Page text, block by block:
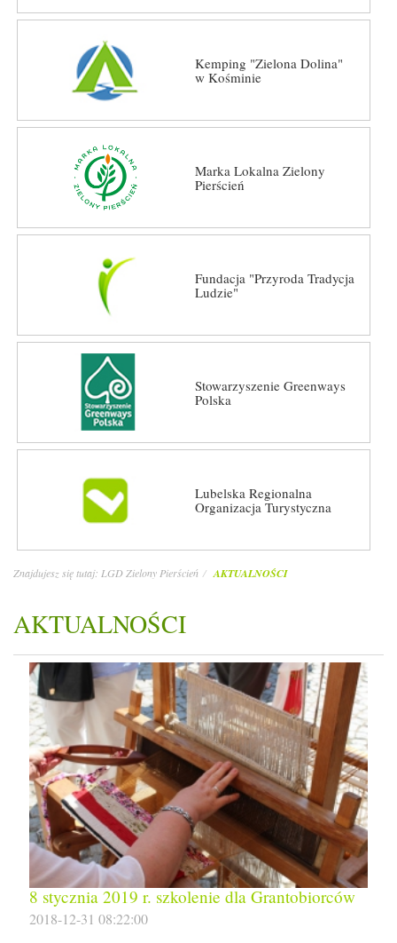
Kemping "Zielona Dolina"
w Kośminie
Marka Lokalna Zielony
Pierścień
Fundacja "Przyroda Tradycja
Ludzie"
Stowarzyszenie Greenways
Polska
Lubelska Regionalna
Organizacja Turystyczna
Znajdujesz się tutaj: LGD Zielony Pierścień AKTUALNOŚCI
AKTUALNOŚCI
8 stycznia 2019 r. szkolenie dla Grantobiorców
2018-12-31 08:22:00